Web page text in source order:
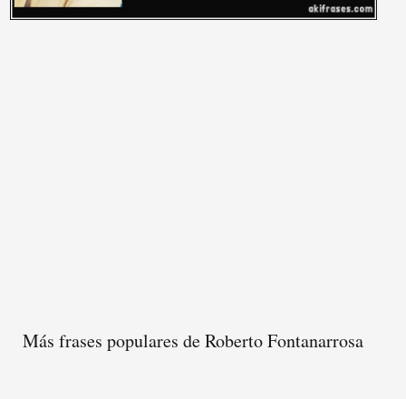
Más frases populares de Roberto Fontanarrosa